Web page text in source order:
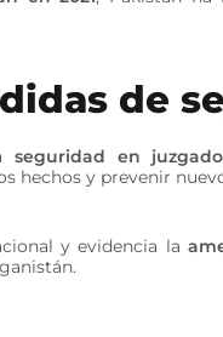
de
seguridad en
hechos y prevenir
y evidencia la